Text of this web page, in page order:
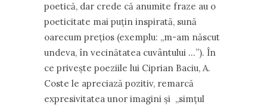
poetică, dar crede că anumite fraze au o
poeticitate mai puțin inspirată, sună
oarecum prețios (exemplu: ,,m-am născut
undeva, în vecinătatea cuvântului …”). În
ce privește poeziile lui Ciprian Baciu, A.
Coste le apreciază pozitiv, remarcă
expresivitatea unor imagini și ,,simțul